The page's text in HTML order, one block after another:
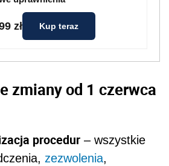
zł Kup teraz
zmiany od 1 czerwca
procedur – wszystkie
zezwolenia,